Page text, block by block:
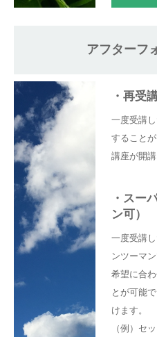
アフターフ
・再受
一度受講
すること
講座が開
・ スー
ン可）
一度受講
ンツーマ
希望に合
とが可能
けます。
（例）セ